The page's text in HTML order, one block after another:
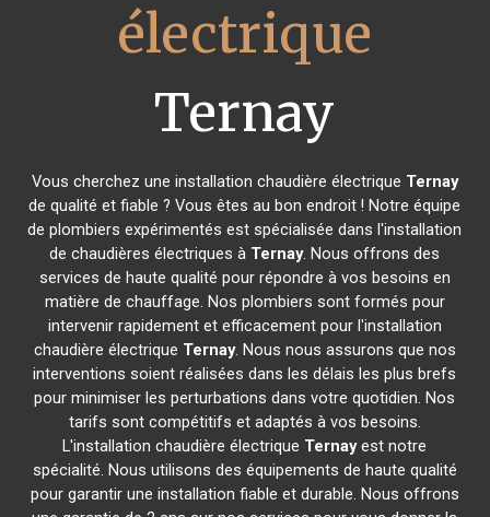
électrique
Ternay
Vous cherchez une installation chaudière électrique Ternay
de qualité et fiable ? Vous êtes au bon endroit ! Notre équipe
de plombiers expérimentés est spécialisée dans l'installation
de chaudières électriques à Ternay. Nous offrons des
services de haute qualité pour répondre à vos besoins en
matière de chauffage. Nos plombiers sont formés pour
intervenir rapidement et efficacement pour l'installation
chaudière électrique Ternay. Nous nous assurons que nos
interventions soient réalisées dans les délais les plus brefs
pour minimiser les perturbations dans votre quotidien. Nos
tarifs sont compétitifs et adaptés à vos besoins.
L'installation chaudière électrique Ternayest notre
spécialité. Nous utilisons des équipements de haute qualité
pour garantir une installation fiable et durable. Nous offrons